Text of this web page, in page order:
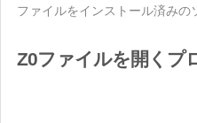
ファイルをインストール済みの
Z0ファイルを開くプ